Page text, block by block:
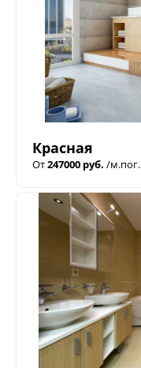
Красная
От247000 руб. /м.пог.